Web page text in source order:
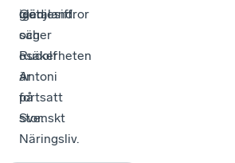
Götaland.
glädjesiffror
och
osäkerheten
är
fortsatt
stor.
igen,
säger
Rudolf
Antoni
på
Svenskt
Näringsliv.